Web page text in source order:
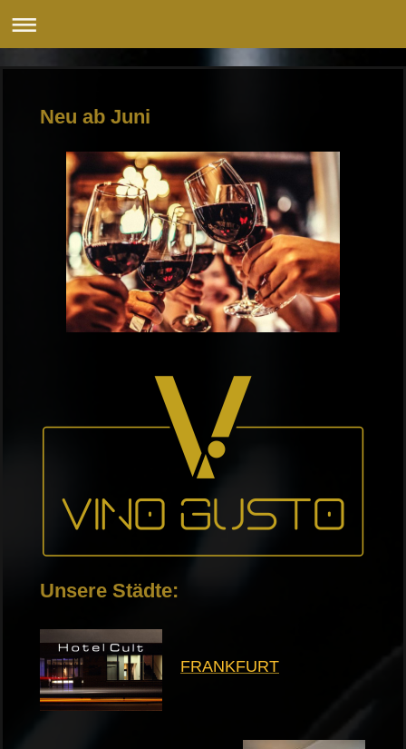
Neu ab Juni
Unsere Städte:
FRANKFURT